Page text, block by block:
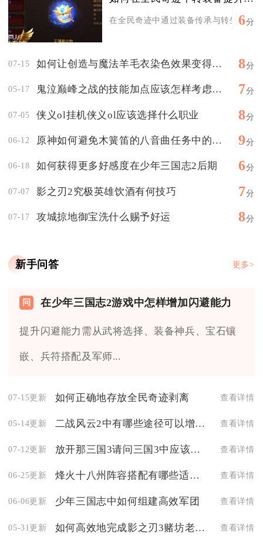
在全民奇迹中通过装备传承与转生剥离
6分
07-15 如何让创造与魔法羊毛衣染色效果变得美观 8分
05-17 鬼泣巅峰之战的技能加点应该怎样考虑角色特点 7分
07-05 侠义ol挂机侠义ol应该选择什么职业 8分
06-12 原神如何避免木簧笛的八音曲任务中的危险 9分
06-18 如何获得更多好感度在少年三国志2后期 6分
07-07 影之刃2究极英雄饮酒有何技巧 7分
07-17 攻城掠地御宝洗什么赐予好运 8分
新手问答 更多>
在少年三国志2游戏中怎样增加闪避能力
提升闪避能力需从武将选择、装备神兵、宝石镶
嵌、兵符搭配及军师...
07-15更新 如何正确地存放全民奇迹剥离 查看详情
05-14更新 二战风云2中有哪些途径可以增加积分 查看详情
07-12更新 放开那三国3请问三国3中应该怎么击败马超 查看详情
06-25更新 烽火十八州阵容搭配有哪些适合打boss的组合 查看详情
06-06更新 少年三国志中如何组建高效军团 查看详情
05-31更新 如何高效地完成影之刃3赌坊老板的任务 查看详情